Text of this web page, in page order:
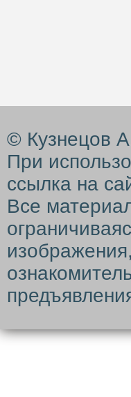
© Кузнецов
При
ссылка на
Все